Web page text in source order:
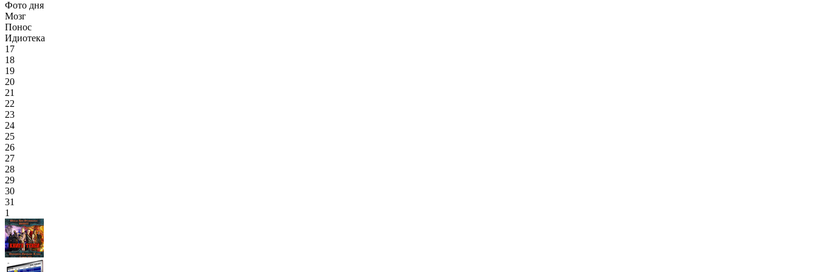
Фото дня
Мозг
Понос
Идиотека
17
18
19
20
21
22
23
24
25
26
27
28
29
30
31
1